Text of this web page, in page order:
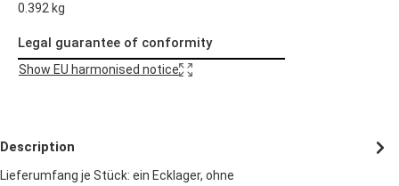
0.392 kg
Legal guarantee of conformity
Show EU harmonised notice
Description
Lieferumfang je Stück: ein Ecklager, ohne